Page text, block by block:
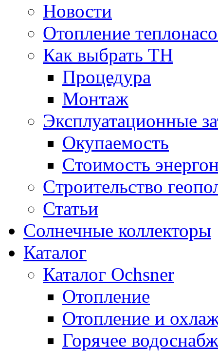
Новости
Отопление
Как выбрать ТН
Процедура
Монтаж
Эксплуатационные
Окупаемость
Cтоимость
Cтроительство
Статьи
Солнечные коллекторы
Каталог
Каталог Ochsner
Отопление
Отопление и
Горячее